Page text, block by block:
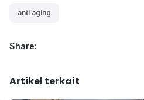
anti aging
Share:
Artikel terkait